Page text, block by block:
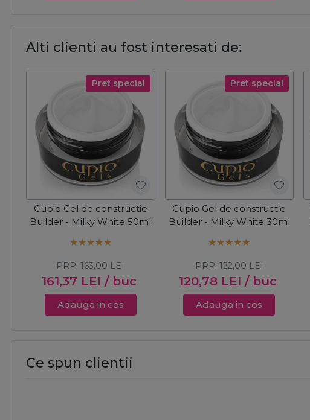
Alti clienti au fost interesati de:
Pret special
Cupio Gel de constructie
Builder - Milky White 50ml
161,37 LEI / buc
PRP:163,00 LEI
Adauga in cos
Pret special
Cupio Gel de constructie
Builder - Milky White 30ml
120,78 LEI / buc
PRP: 122,00 LEI
Adauga in cos
Ce spun clientii